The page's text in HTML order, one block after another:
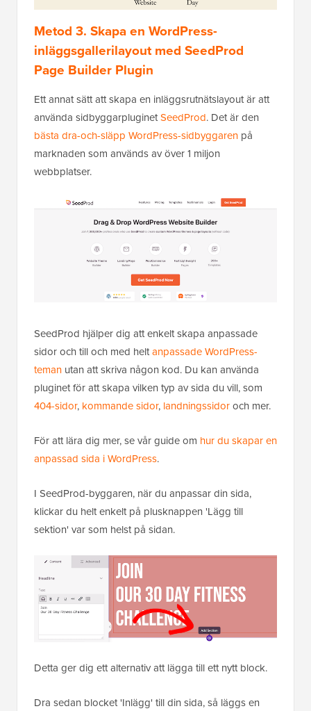
Metod 3. Skapa en WordPress-
inläggsgallerilayout med SeedProd
Page Builder Plugin
Ett annat sätt att skapa en inläggsrutnätslayout är att
använda sidbyggarpluginetSeedProd. Det är den
bästa dra-och-släpp WordPress-sidbyggaren på
marknaden som används av över 1 miljon
webbplatser.
SeedProd hjälper dig att enkelt skapa anpassade
sidor och till och med heltanpassade WordPress-
teman utan att skriva någon kod. Du kan använda
pluginet för att skapa vilken typ av sida du vill, som
404-sidor, kommande sidor, landningssidoroch mer.
För att lära dig mer, se vår guide om hur du skapar en
anpassad sida i WordPress.
I SeedProd-byggaren, när du anpassar din sida,
klickar du helt enkelt på plusknappen 'Lägg till
sektion' var som helst på sidan.
Detta ger dig ett alternativ att lägga till ett nytt block.
Dra sedan blocket 'Inlägg' till din sida, så läggs en